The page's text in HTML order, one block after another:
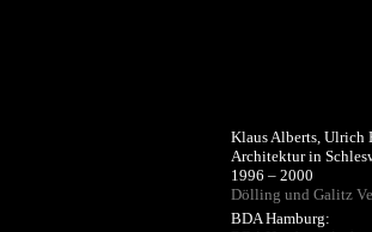
Klaus Alberts, Ulrich
Architektur in
1996 – 2000
Dölling und Galitz
BDA Hamburg: